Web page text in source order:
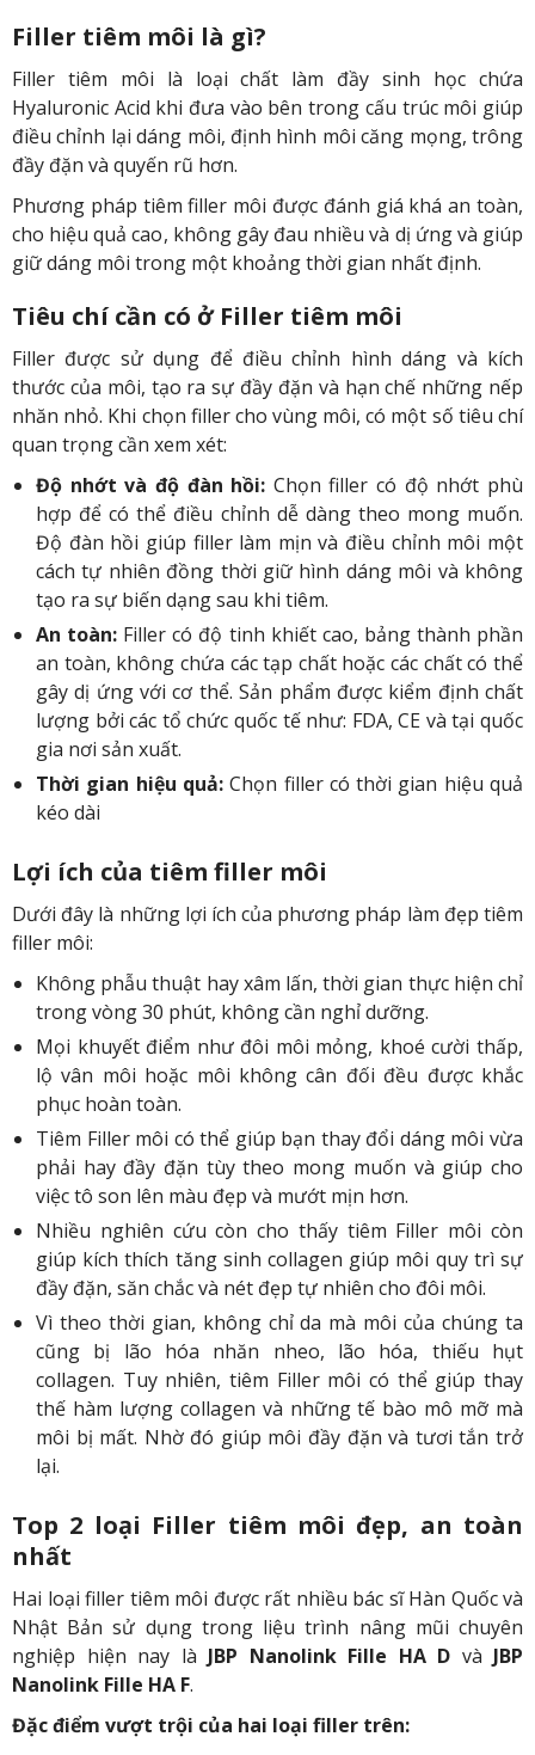
Filler tiêm môi là gì?
Filler tiêm môi là loại chất làm đầy sinh học chứa
Hyaluronic Acid khi đưa vào bên trong cấu trúc môi giúp
điều chỉnh lại dáng môi, định hình môi căng mọng, trông
đầy đặn và quyến rũ hơn.
Phương pháp tiêm filler môi được đánh giá khá an toàn,
cho hiệu quả cao, không gây đau nhiều và dị ứng và giúp
giữ dáng môi trong một khoảng thời gian nhất định.
Tiêu chí cần có ở Filler tiêm môi
Filler được sử dụng để điều chỉnh hình dáng và kích
thước của môi, tạo ra sự đầy đặn và hạn chế những nếp
nhăn nhỏ. Khi chọn filler cho vùng môi, có một số tiêu chí
quan trọng cần xem xét:
Độ nhớt và độ đàn hồi: Chọn filler có độ nhớt phù
hợp để có thể điều chỉnh dễ dàng theo mong muốn.
Độ đàn hồi giúp filler làm mịn và điều chỉnh môi một
cách tự nhiên đồng thời giữ hình dáng môi và không
tạo ra sự biến dạng sau khi tiêm.
An toàn: Filler có độ tinh khiết cao, bảng thành phần
an toàn, không chứa các tạp chất hoặc các chất có thể
gây dị ứng với cơ thể. Sản phẩm được kiểm định chất
lượng bởi các tổ chức quốc tế như: FDA, CE và tại quốc
gia nơi sản xuất.
Thời gian hiệu quả:Chọn filler có thời gian hiệu quả
kéo dài
Lợi ích của tiêm filler môi
Dưới đây là những lợi ích của phương pháp làm đẹp tiêm
filler môi:
Không phẫu thuật hay xâm lấn, thời gian thực hiện chỉ
trong vòng 30 phút, không cần nghỉ dưỡng.
Mọi khuyết điểm như đôi môi mỏng, khoé cười thấp,
lộ vân môi hoặc môi không cân đối đều được khắc
phục hoàn toàn.
Tiêm Filler môi có thể giúp bạn thay đổi dáng môi vừa
phải hay đầy đặn tùy theo mong muốn và giúp cho
việc tô son lên màu đẹp và mướt mịn hơn.
Nhiều nghiên cứu còn cho thấy tiêm Filler môi còn
giúp kích thích tăng sinh collagen giúp môi quy trì sự
đầy đặn, săn chắc và nét đẹp tự nhiên cho đôi môi.
Vì theo thời gian, không chỉ da mà môi của chúng ta
cũng bị lão hóa nhăn nheo, lão hóa, thiếu hụt
collagen. Tuy nhiên, tiêm Filler môi có thể giúp thay
thế hàm lượng collagen và những tế bào mô mỡ mà
môi bị mất. Nhờ đó giúp môi đầy đặn và tươi tắn trở
lại.
Top 2 loại Filler tiêm môi đẹp, an toàn
nhất
Hai loại filler tiêm môi được rất nhiều bác sĩ Hàn Quốc và
Nhật Bản sử dụng trong liệu trình nâng mũi chuyên
nghiệp hiện nay là JBP Nanolink Fille HA D và JBP
Nanolink Fille HA F.
Đặc điểm vượt trội của hai loại filler trên: